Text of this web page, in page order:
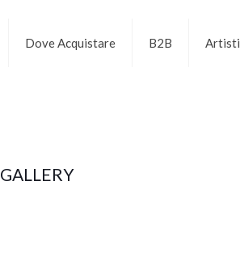
Dove Acquistare B2B Artisti
GALLERY